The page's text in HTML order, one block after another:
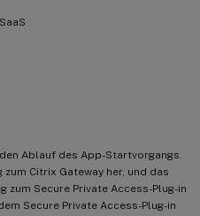
Ablauf des App-Startvorgangs.
Citrix Gateway her, und das
zum Secure Private Access-Plug-in
Secure Private Access-Plug-in